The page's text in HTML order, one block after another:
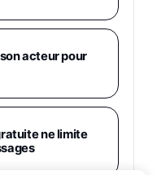
Enfant - Bleu &
Blanc
Tiers)
acteur pour
ne limite